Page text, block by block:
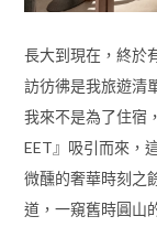
長大到現在，終於
訪彷彿是我旅遊清
我來不是為了住宿
EET』吸引而來，
微醺的奢華時刻之
道，一窺舊時圓山